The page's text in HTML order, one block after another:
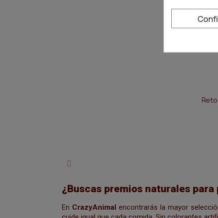
¿Buscas premios naturales
En CrazyAnimal encontrarás la mayor